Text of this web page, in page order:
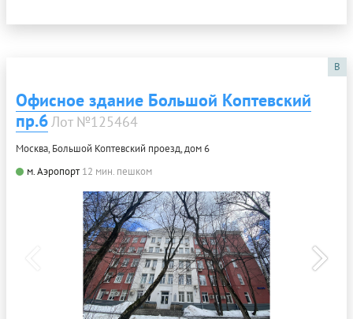
B
Офисное здание Большой Коптевский
пр.6Лот №125464
Москва, Большой Коптевский проезд, дом 6
м. Аэропорт 12 мин. пешком